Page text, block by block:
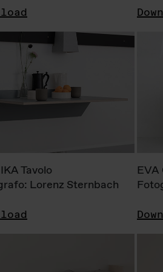
Tavolo
Lorenz Sternbach
EVA